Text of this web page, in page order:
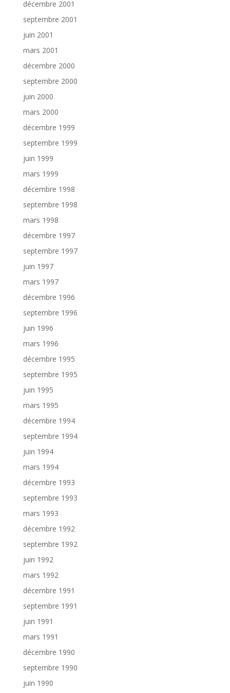
décembre 2001
septembre 2001
juin 2001
mars 2001
décembre 2000
septembre 2000
juin 2000
mars 2000
décembre 1999
septembre 1999
juin 1999
mars 1999
décembre 1998
septembre 1998
mars 1998
décembre 1997
septembre 1997
juin 1997
mars 1997
décembre 1996
septembre 1996
juin 1996
mars 1996
décembre 1995
septembre 1995
juin 1995
mars 1995
décembre 1994
septembre 1994
juin 1994
mars 1994
décembre 1993
septembre 1993
mars 1993
décembre 1992
septembre 1992
juin 1992
mars 1992
décembre 1991
septembre 1991
juin 1991
mars 1991
décembre 1990
septembre 1990
juin 1990